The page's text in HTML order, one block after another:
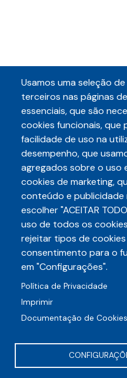
Telefone
(85)3248-5657
E-mail
Entrar
Usamos uma seleção
terceiros nas páginas
essenciais, que são
cookies funcionais, que
facilidade de uso na
desempenho, que
agregados sobre o uso
cookies de marketing,
conteúdo e publicidade
escolher "ACEITAR
uso de todos os
rejeitar tipos de
consentimento para o
em "Configurações".
Política de Privacidade
Imprimir
Documentação de Cookies